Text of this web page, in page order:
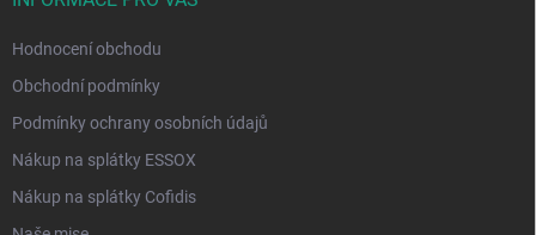
Hodnocení obchodu
Obchodní podmínky
Podmínky ochrany osobních údajů
Nákup na splátky ESSOX
Nákup na splátky Cofidis